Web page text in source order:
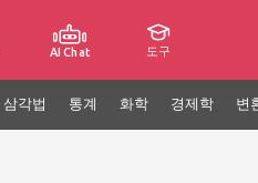
AI Chat 도구
삼각법 통계 화학 경제학 변